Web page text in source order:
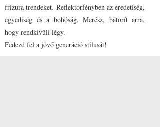
frizura trendeket. Reflektorfényben az eredetiség,
egyediség és a bohóság. Merész, bátorít arra,
hogy rendkívüli légy.
Fedezd fel a jövő generáció stílusát!